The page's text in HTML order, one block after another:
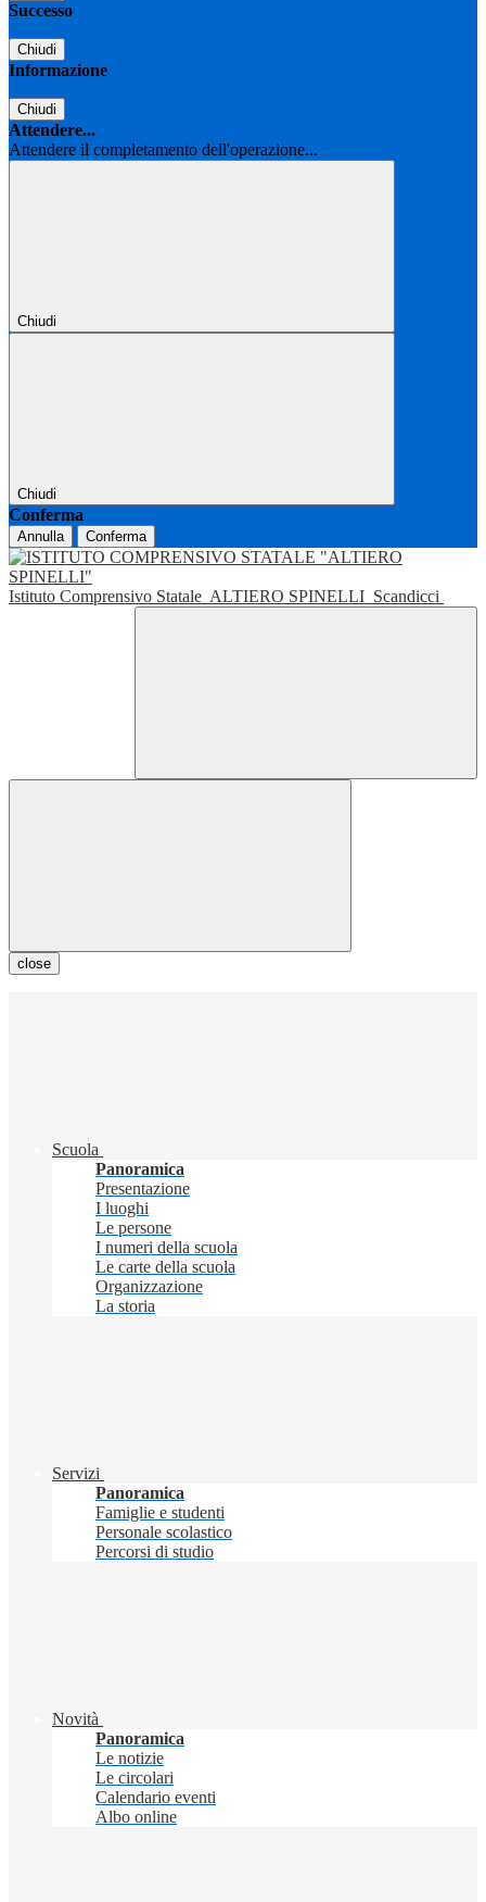
Successo
Chiudi
Informazione
Chiudi
Attendere...
Attendere il completamento dell'operazione...
Chiudi
Chiudi
Conferma
Annulla Conferma
Istituto Comprensivo Statale ALTIERO SPINELLI Scandicci
close
Scuola
Panoramica
Presentazione
I luoghi
Le persone
I numeri della scuola
Le carte della scuola
Organizzazione
La storia
Servizi
Panoramica
Famiglie e studenti
Personale scolastico
Percorsi di studio
Novità
Panoramica
Le notizie
Le circolari
Calendario eventi
Albo online